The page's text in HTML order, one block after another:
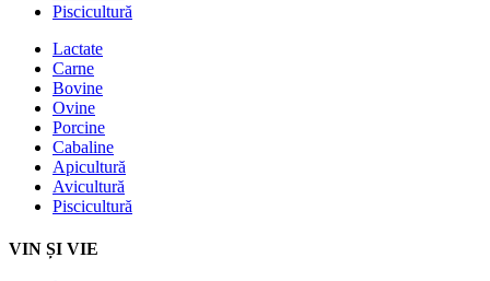
Piscicultură
Lactate
Carne
Bovine
Ovine
Porcine
Cabaline
Apicultură
Avicultură
Piscicultură
VIN ȘI VIE